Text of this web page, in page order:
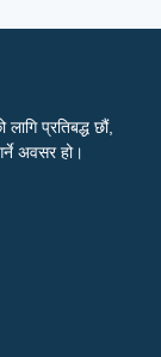
प्रतिबद्ध छौं,
अवसर हो।